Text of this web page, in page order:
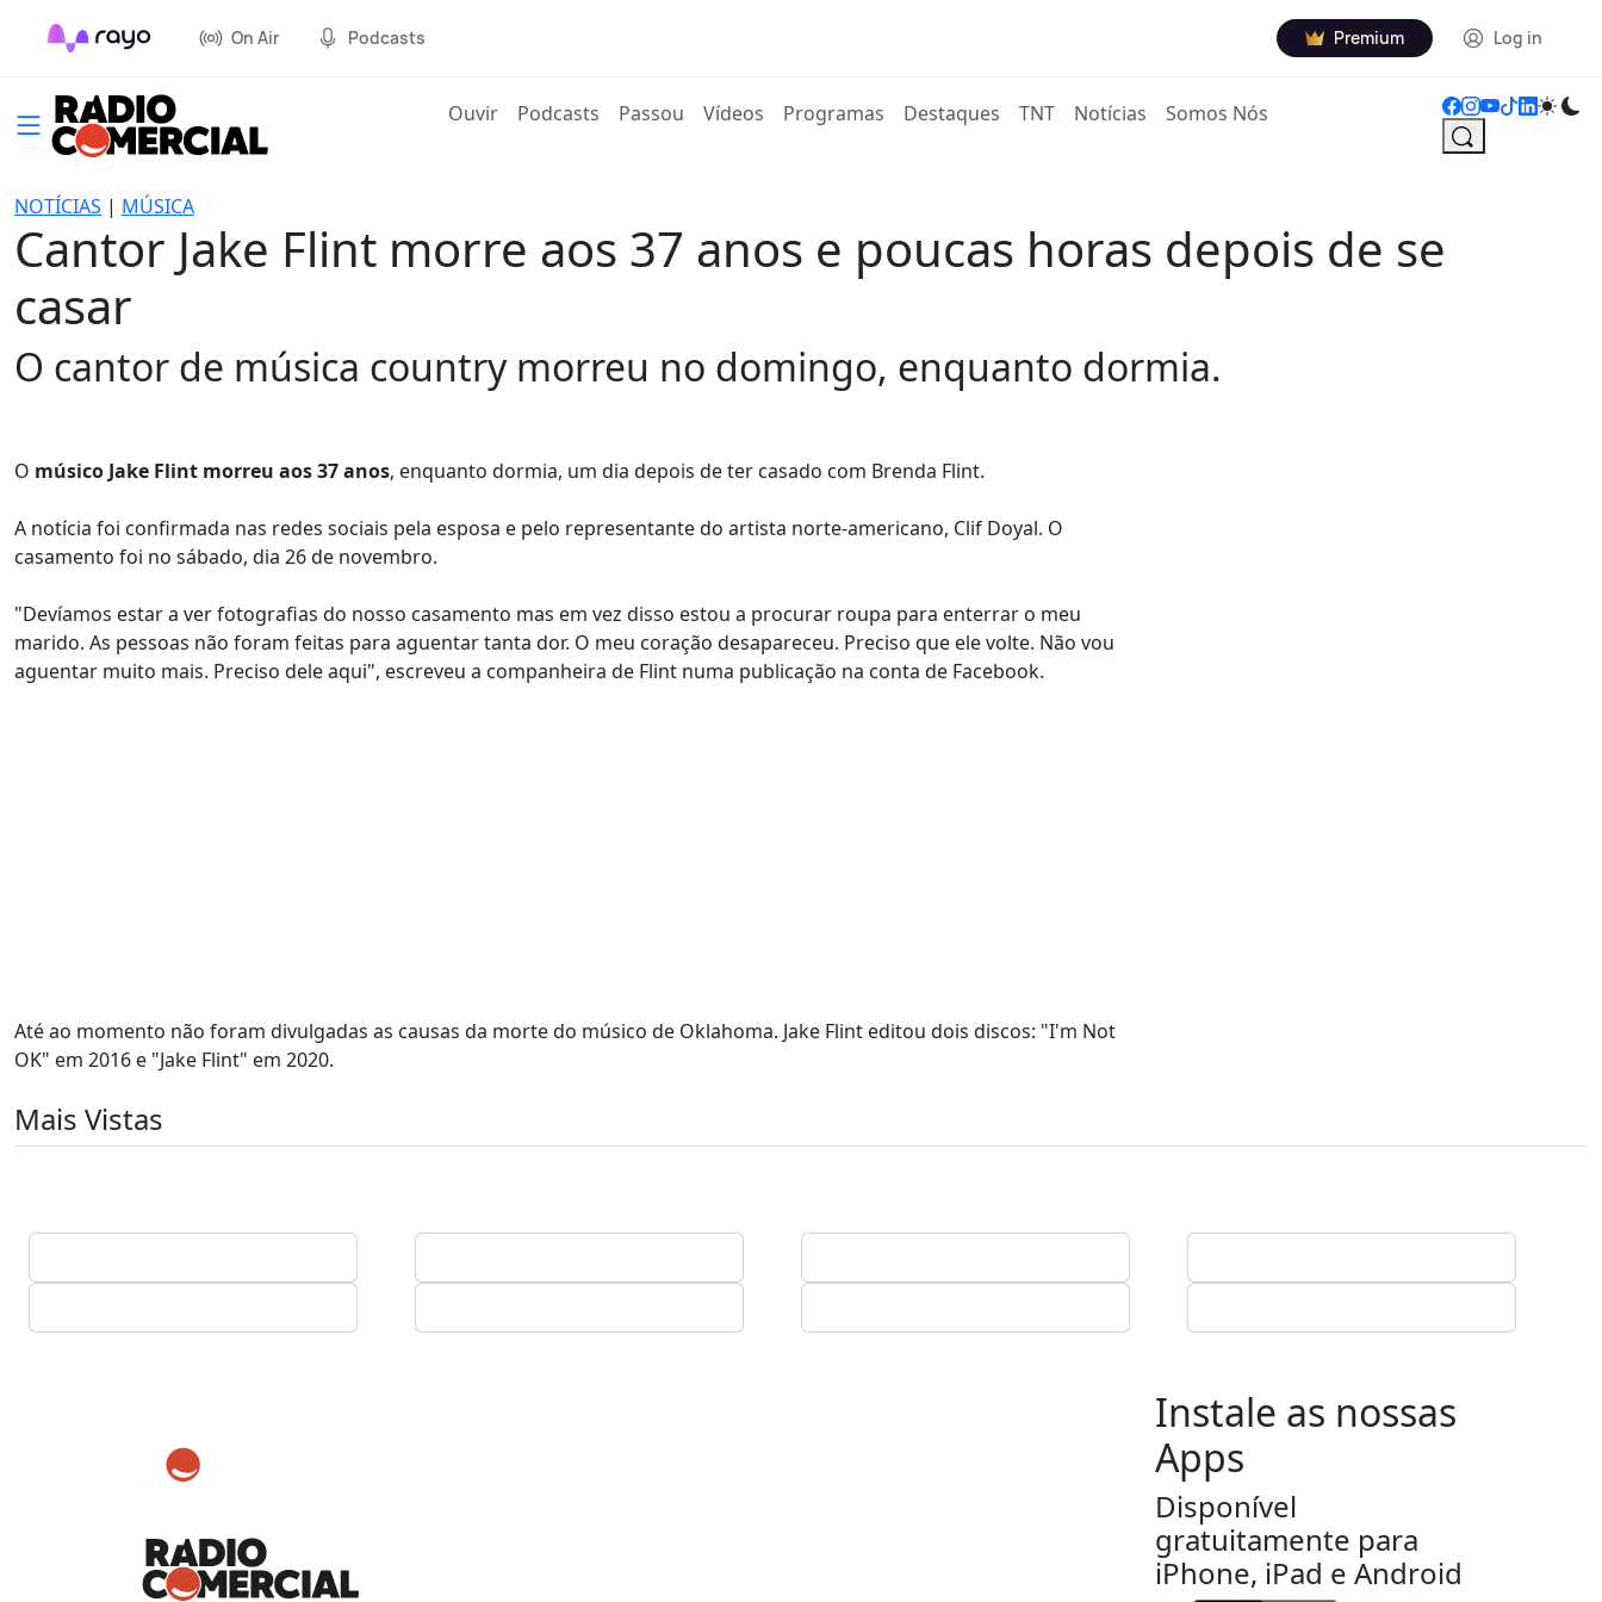
On Air Podcasts Premium Log in
Ouvir(current)
Podcasts Passou Vídeos Programas Destaques TNT Notícias Somos Nós
NOTÍCIAS | MÚSICA
Cantor Jake Flint morre aos 37 anos e poucas horas depois de se
casar
O cantor de música country morreu no domingo, enquanto dormia.
O músico Jake Flint morreu aos 37 anos, enquanto dormia, um dia depois de ter casado com Brenda Flint.
A notícia foi confirmada nas redes sociais pela esposa e pelo representante do artista norte-americano, Clif Doyal. O
casamento foi no sábado, dia 26 de novembro.
"Devíamos estar a ver fotografias do nosso casamento mas em vez disso estou a procurar roupa para enterrar o meu
marido. As pessoas não foram feitas para aguentar tanta dor. O meu coração desapareceu. Preciso que ele volte. Não vou
aguentar muito mais. Preciso dele aqui", escreveu a companheira de Flint numa publicação na conta de Facebook.
Até ao momento não foram divulgadas as causas da morte do músico de Oklahoma. Jake Flint editou dois discos: "I'm Not
OK" em 2016 e "Jake Flint" em 2020.
Mais Vistas
Instale as nossas
Apps
Disponível
gratuitamente para
iPhone, iPad e Android